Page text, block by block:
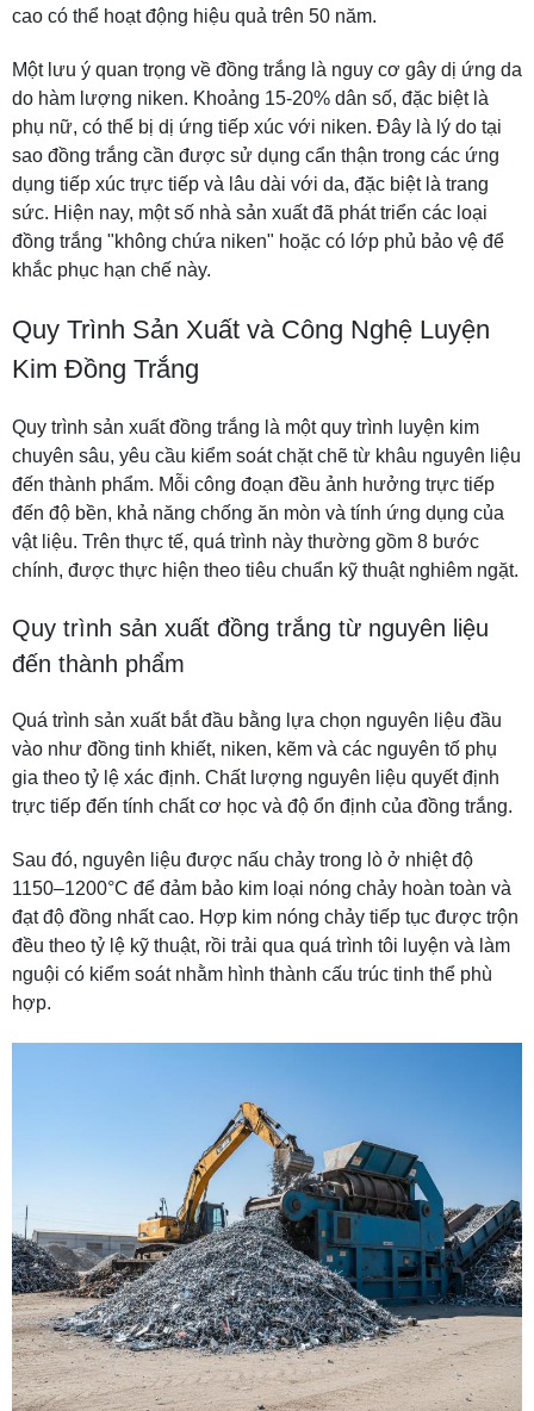
cao có thể hoạt động hiệu quả trên 50 năm.
Một lưu ý quan trọng về đồng trắng là nguy cơ gây dị ứng da
do hàm lượng niken. Khoảng 15-20% dân số, đặc biệt là
phụ nữ, có thể bị dị ứng tiếp xúc với niken. Đây là lý do tại
sao đồng trắng cần được sử dụng cẩn thận trong các ứng
dụng tiếp xúc trực tiếp và lâu dài với da, đặc biệt là trang
sức. Hiện nay, một số nhà sản xuất đã phát triển các loại
đồng trắng "không chứa niken" hoặc có lớp phủ bảo vệ để
khắc phục hạn chế này.
Quy Trình Sản Xuất và Công Nghệ Luyện
Kim Đồng Trắng
Quy trình sản xuất đồng trắng là một quy trình luyện kim
chuyên sâu, yêu cầu kiểm soát chặt chẽ từ khâu nguyên liệu
đến thành phẩm. Mỗi công đoạn đều ảnh hưởng trực tiếp
đến độ bền, khả năng chống ăn mòn và tính ứng dụng của
vật liệu. Trên thực tế, quá trình này thường gồm 8 bước
chính, được thực hiện theo tiêu chuẩn kỹ thuật nghiêm ngặt.
Quy trình sản xuất đồng trắng từ nguyên liệu
đến thành phẩm
Quá trình sản xuất bắt đầu bằng lựa chọn nguyên liệu đầu
vào như đồng tinh khiết, niken, kẽm và các nguyên tố phụ
gia theo tỷ lệ xác định. Chất lượng nguyên liệu quyết định
trực tiếp đến tính chất cơ học và độ ổn định của đồng trắng.
Sau đó, nguyên liệu được nấu chảy trong lò ở nhiệt độ
1150–1200°C để đảm bảo kim loại nóng chảy hoàn toàn và
đạt độ đồng nhất cao. Hợp kim nóng chảy tiếp tục được trộn
đều theo tỷ lệ kỹ thuật, rồi trải qua quá trình tôi luyện và làm
nguội có kiểm soát nhằm hình thành cấu trúc tinh thể phù
hợp.